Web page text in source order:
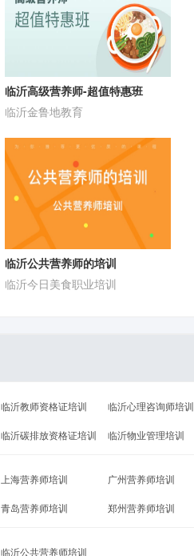
临沂高级营养师-超值特惠班
临沂金鲁地教育
临沂公共营养师的培训
临沂今日美食职业培训
临沂教师资格证培训 临沂心理咨询师培训
临沂碳排放资格证培训 临沂物业管理培训
上海营养师培训 广州营养师培训
青岛营养师培训 郑州营养师培训
临沂公共营养师培训